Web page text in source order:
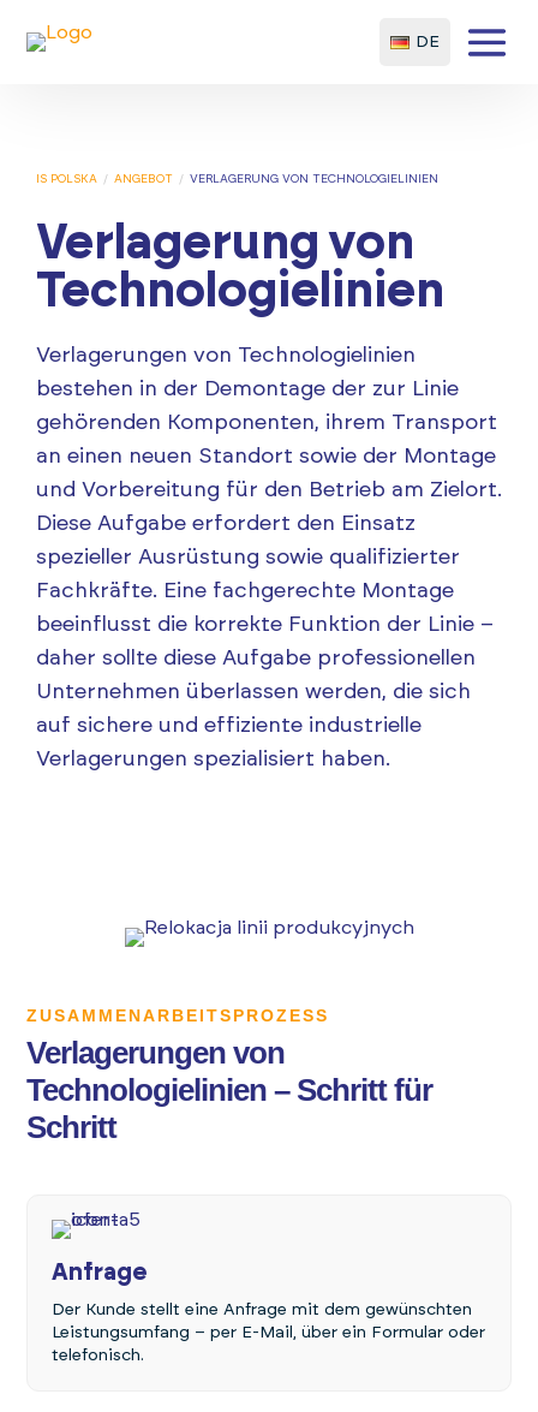
DE
IS POLSKA / ANGEBOT / VERLAGERUNG VON TECHNOLOGIELINIEN
Verlagerung von
Technologielinien
Verlagerungen von Technologielinien
bestehen in der Demontage der zur Linie
gehörenden Komponenten, ihrem Transport
an einen neuen Standort sowie der Montage
und Vorbereitung für den Betrieb am Zielort.
Diese Aufgabe erfordert den Einsatz
spezieller Ausrüstung sowie qualifizierter
Fachkräfte. Eine fachgerechte Montage
beeinflusst die korrekte Funktion der Linie –
daher sollte diese Aufgabe professionellen
Unternehmen überlassen werden, die sich
auf sichere und effiziente industrielle
Verlagerungen spezialisiert haben.
ZUSAMMENARBEITSPROZESS
Verlagerungen von
Technologielinien – Schritt für
Schritt
Anfrage
Der Kunde stellt eine Anfrage mit dem gewünschten
Leistungsumfang – per E-Mail, über ein Formular oder
telefonisch.